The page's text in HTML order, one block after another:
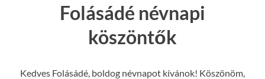
Folásádé névnapi
köszöntők
Kedves Folásádé, boldog névnapot kívánok! Köszönöm,